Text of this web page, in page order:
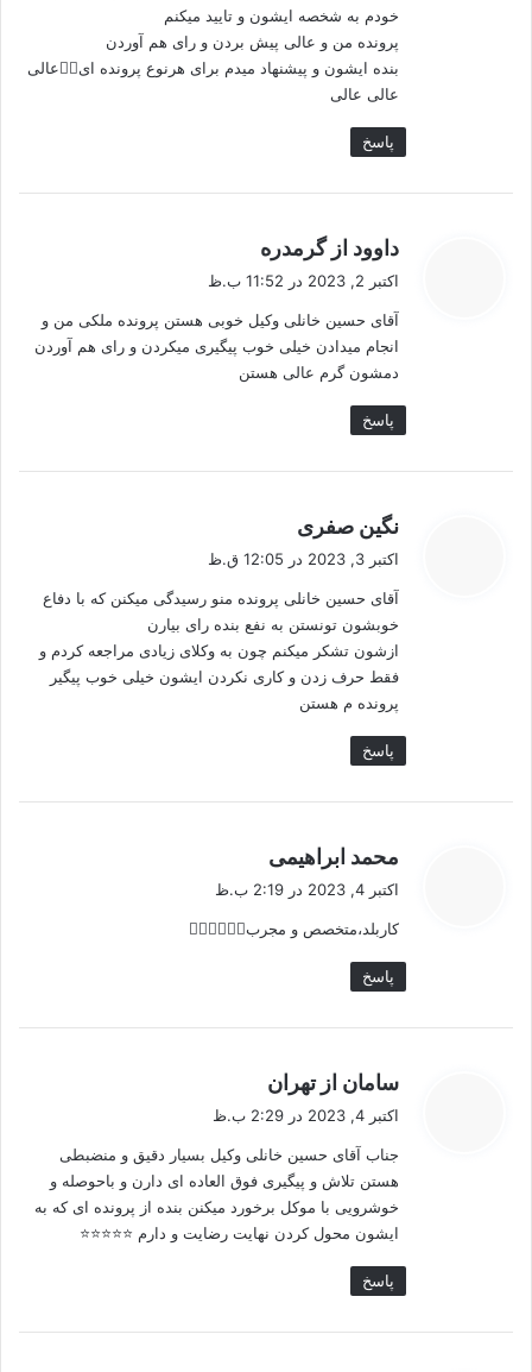
خودم به شخصه ایشون و تایید میکنم
پرونده من و عالی پیش بردن و رای هم آوردن
بنده ایشون و پیشنهاد میدم برای هرنوع پرونده ای👍🏻عالی
عالی عالی
پاسخ
داوود از گرمدره
:
اکتبر 2, 2023 در 11:52 ب.ظ
آقای حسین خانلی وکیل خوبی هستن پرونده ملکی من و
انجام میدادن خیلی خوب پیگیری میکردن و رای هم آوردن
دمشون گرم عالی هستن
پاسخ
نگین صفری
:
اکتبر 3, 2023 در 12:05 ق.ظ
آقای حسین خانلی پرونده منو رسیدگی میکنن که با دفاع
خوبشون تونستن به نفع بنده رای بیارن
ازشون تشکر میکنم چون به وکلای زیادی مراجعه کردم و
فقط حرف زدن و کاری نکردن ایشون خیلی خوب پیگیر
پرونده م هستن
پاسخ
محمد ابراهیمی
:
اکتبر 4, 2023 در 2:19 ب.ظ
کاربلد،متخصص و مجرب👍🏻👍🏻👍🏻
پاسخ
سامان از تهران
:
اکتبر 4, 2023 در 2:29 ب.ظ
جناب آقای حسین خانلی وکیل بسیار دقیق و منضبطی
هستن تلاش و پیگیری فوق العاده ای دارن و باحوصله و
خوشرویی با موکل برخورد میکنن بنده از پرونده ای که به
ایشون محول کردن نهایت رضایت و دارم ⭐⭐⭐⭐⭐
پاسخ